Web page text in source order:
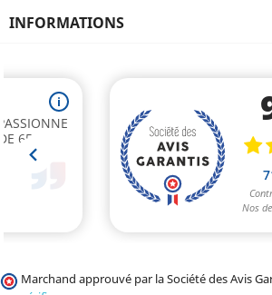
INFORMATIONS
Marchand approuvé par la Société des Avis